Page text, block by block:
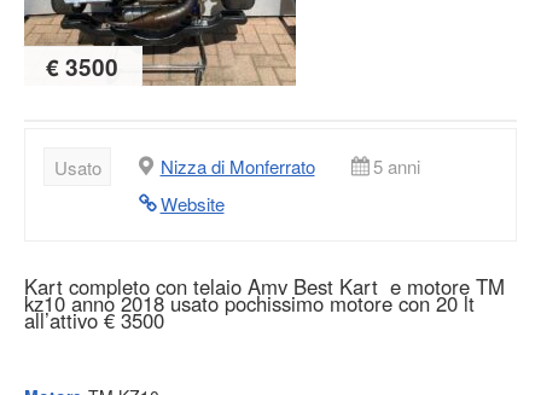
€ 3500
Usato Nizza di Monferrato
5 anni
Website
Kart completo con telaio Amv Best Kart e motore TM
kz10 anno 2018 usato pochissimo motore con 20 lt
all’attivo € 3500